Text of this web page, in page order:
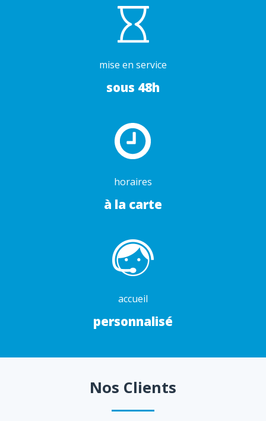
mise en service
sous 48h
horaires
à la carte
accueil
personnalisé
Nos Clients